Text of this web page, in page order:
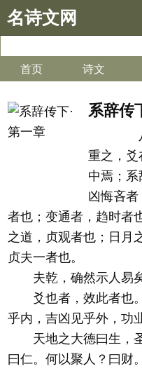
名诗文网
首页 诗文
系辞传
八卦
重之，爻
中焉；
凶悔吝
者也；变通者，趋时者
之道，贞观者也；日月
贞夫一者也。
夫乾，确然示人易矣
爻也者，效此者也。
乎内，吉凶见乎外，功
天地之大德曰生，圣
曰仁。何以聚人？曰财